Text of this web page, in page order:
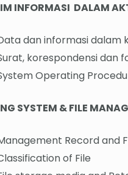
INFORMASI DALAM
dan informasi dalam
korespondensi dan
Operating
SYSTEM & FILE
Record and
of File